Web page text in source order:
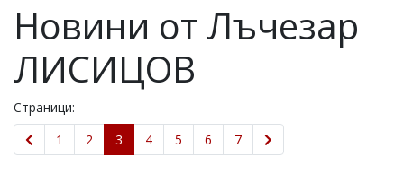
КУЛТУРА
ЗДРАВЕ
ПОЛИТИКА
ОБЩЕСТВО
ЛАЙФСТАЙЛ
Новини от Лъчезар
ЛИСИЦОВ
Страници:
1
2 3 4 5 6 7